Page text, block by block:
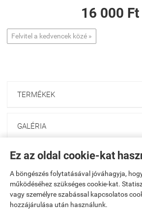
Ez az oldal cookie-kat
A böngészés folytatásával jóváhagyja,
működéséhez szükséges cookie-kat.
vagy személyre szabással kapcsolatos
hozzájárulása után használunk.
16 000 Ft
Felvitel a kedvencek közé »
TERMÉKEK
GALÉRIA
ONLINE GAZDABOLT
Saját fiók